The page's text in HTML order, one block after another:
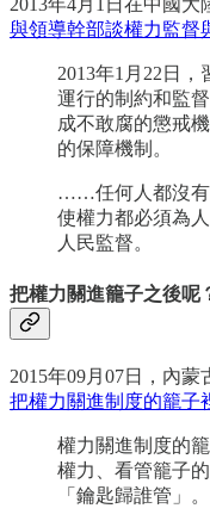
2013年4月1日在中國大
與領導幹部談權力監督
2013年1月22日
運行的制約和監
成不敢腐的懲戒
的保障機制。
……任何人都沒有
使權力都必須為
人民監督。
把權力關進籠子之後呢
2015年09月07日，內
把權力關進制度的籠子
權力關進制度的
權力、看管籠子
「鑰匙歸誰管」。